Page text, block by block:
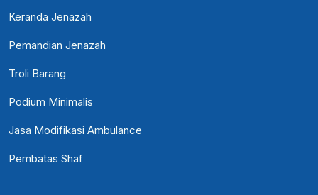
Keranda Jenazah
Pemandian Jenazah
Troli Barang
Podium Minimalis
Jasa Modifikasi Ambulance
Pembatas Shaf